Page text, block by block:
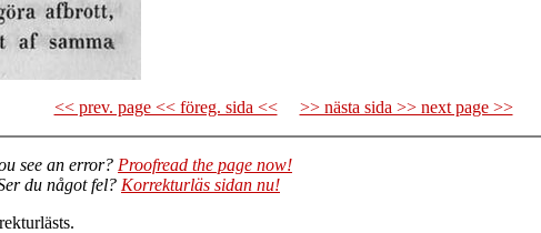
<< prev. page << föreg. sida << >> nästa sida >> next page >>
see an error? Proofread the page now!
du något fel? Korrekturläs sidan nu!